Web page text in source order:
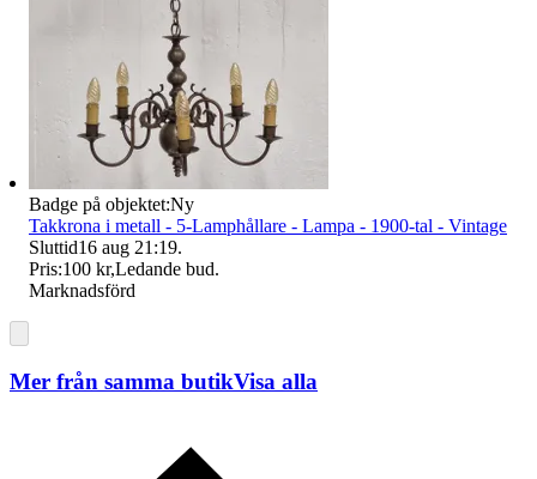
Badge på objektet:Ny
Takkrona i metall - 5-Lamphållare - Lampa - 1900-tal - Vintage
Sluttid16 aug 21:19.
Pris:100 kr,Ledande bud.
Marknadsförd
Mer från samma butikVisa alla